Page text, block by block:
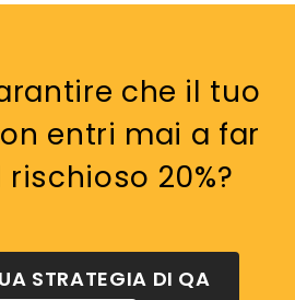
che il tuo
entri mai a far
20%?
STRATEGIA DI QA